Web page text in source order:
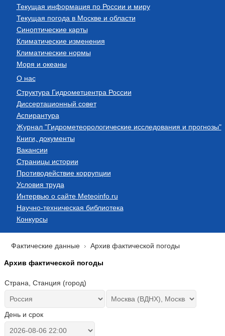
Текущая информация по России и миру
Текущая погода в Москве и области
Синоптические карты
Климатические изменения
Климатические нормы
Моря и океаны
О нас
Структура Гидрометцентра России
Диссертационный совет
Аспирантура
Журнал "Гидрометеорологические исследования и прогнозы"
Книги, документы
Вакансии
Страницы истории
Противодействие коррупции
Условия труда
Интервью о сайте Meteoinfo.ru
Научно-техническая библиотека
Конкурсы
Фактические данные Архив фактической погоды
Архив фактической погоды
Страна, Станция (город)
День и срок